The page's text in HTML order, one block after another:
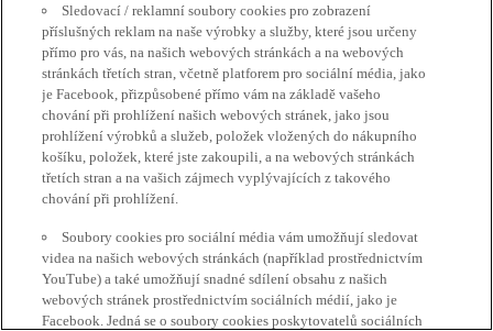
Sledovací / reklamní soubory cookies pro zobrazení
příslušných reklam na naše výrobky a služby, které jsou určeny
přímo pro vás, na našich webových stránkách a na webových
stránkách třetích stran, včetně platforem pro sociální média, jako
je Facebook, přizpůsobené přímo vám na základě vašeho
chování při prohlížení našich webových stránek, jako jsou
prohlížení výrobků a služeb, položek vložených do nákupního
košíku, položek, které jste zakoupili, a na webových stránkách
třetích stran a na vašich zájmech vyplývajících z takového
chování při prohlížení.
Soubory cookies pro sociální média vám umožňují sledovat
videa na našich webových stránkách (například prostřednictvím
YouTube) a také umožňují snadné sdílení obsahu z našich
webových stránek prostřednictvím sociálních médií, jako je
Facebook. Jedná se o soubory cookies poskytovatelů sociálních